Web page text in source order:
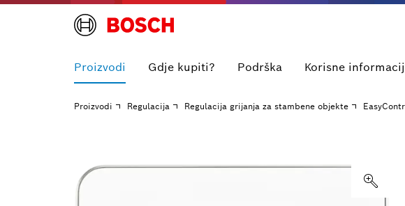
Proizvodi Gdje kupiti? Podrška Korisne
Proizvodi Regulacija Regulacija grijanja za stambene objekte